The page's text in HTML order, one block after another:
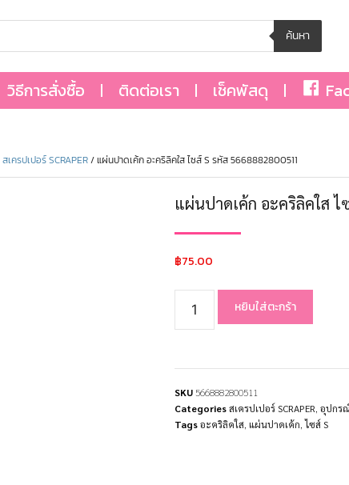
ค้นหา
วิธีการสั่งซื้อ ติดต่อเรา เช็คพัสดุ
สเครปเปอร์ SCRAPER/ แผ่นปาดเค้ก อะคริลิคใส ไซส์ S รหัส 5668882800511
แผ่นปาดเค้ก อะคริลิคใส
฿75.00
หยิบใส่ตะกร้า
SKU5668882800511
Categoriesสเครปเปอร์ SCRAPER อุปกร
Tagsอะคริลิคใส แผ่นปาดเค้ก ,ไซส์ S